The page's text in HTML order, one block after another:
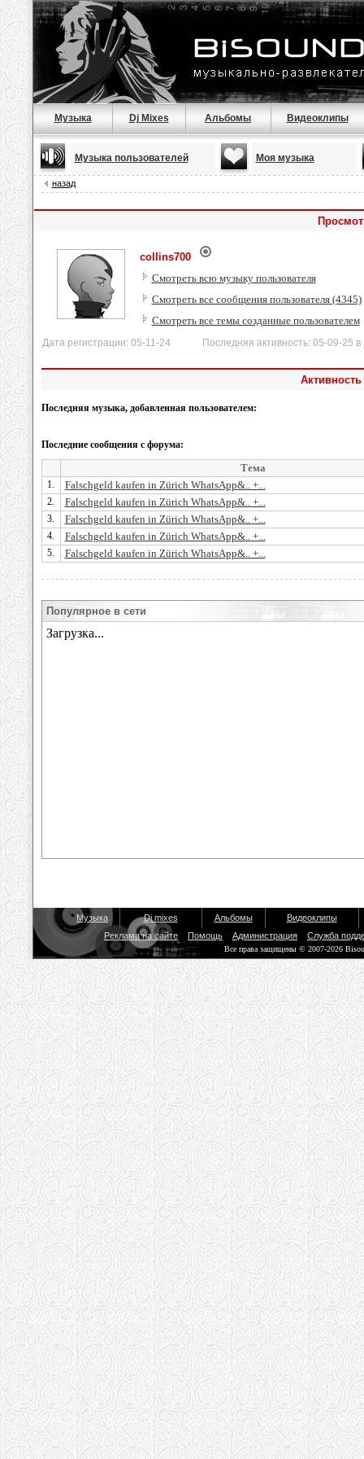
Музыка Dj Mixes Альбомы Видеоклипы
Музыка пользователей Моя музыка
назад
collins700
Смотреть всю музыку пользователя
Смотреть все сообщения пользователя (4345)
Смотреть все темы созданные пользователем
Дата регистрации: 05-11-24 Последняя активность: 05-09-25 в
Последняя музыка, добавленная пользователем:
Последние сообщения с форума:
Тема
1. Falschgeld kaufen in Zürich WhatsApp&.. +...
2. Falschgeld kaufen in Zürich WhatsApp&.. +...
3. Falschgeld kaufen in Zürich WhatsApp&.. +...
4. Falschgeld kaufen in Zürich WhatsApp&.. +...
5. Falschgeld kaufen in Zürich WhatsApp&.. +...
Популярное в сети
Музыка Dj mixes Альбомы
Видеоклипы
Реклама на сайте
Помощь Администрация Служба
Все права защищены © 2007-2026